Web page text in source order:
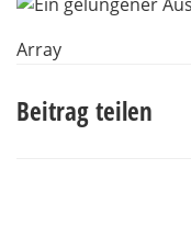
Array
Beitrag teilen